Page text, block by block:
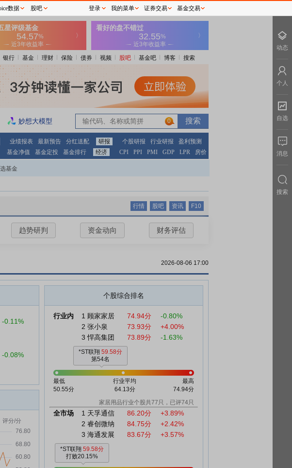
银行 基金 理财 保险 债券 视频 股吧 基金吧 博客 搜索
妙想大模型 0
业绩报表 最新预告 分红送配 研报 个股研报 行业研报
盈利预测
基金净值 基金定投 基金排行 经济 CPI PPI PMI GDP LPR 房价
基金
行情 股吧 资讯 F10
趋势研判 资金动向 财务评估
2026-08-06 17:00
-0.11%
-0.08%
个股综合排名
行业内 1 顾家家居 74.94分
-0.80%
2 张小泉 73.93分
+4.00%
3 悍高集团 73.89分 -1.63%
*ST联翔 59.58分
第54名
最低
50.55分
行业平均
64.13分
最高
74.94分
家居用品行业个股共77只，已评74只
全市场 1 天孚通信 86.20分
+3.89%
2 睿创微纳 84.75分
+2.42%
3 海通发展 83.67分 +3.57%
*ST联翔 59.58分
打败20.15%
数据 股吧 登录 我的菜单 证券交易 基金交易
动态
个人
自选
消息
搜索